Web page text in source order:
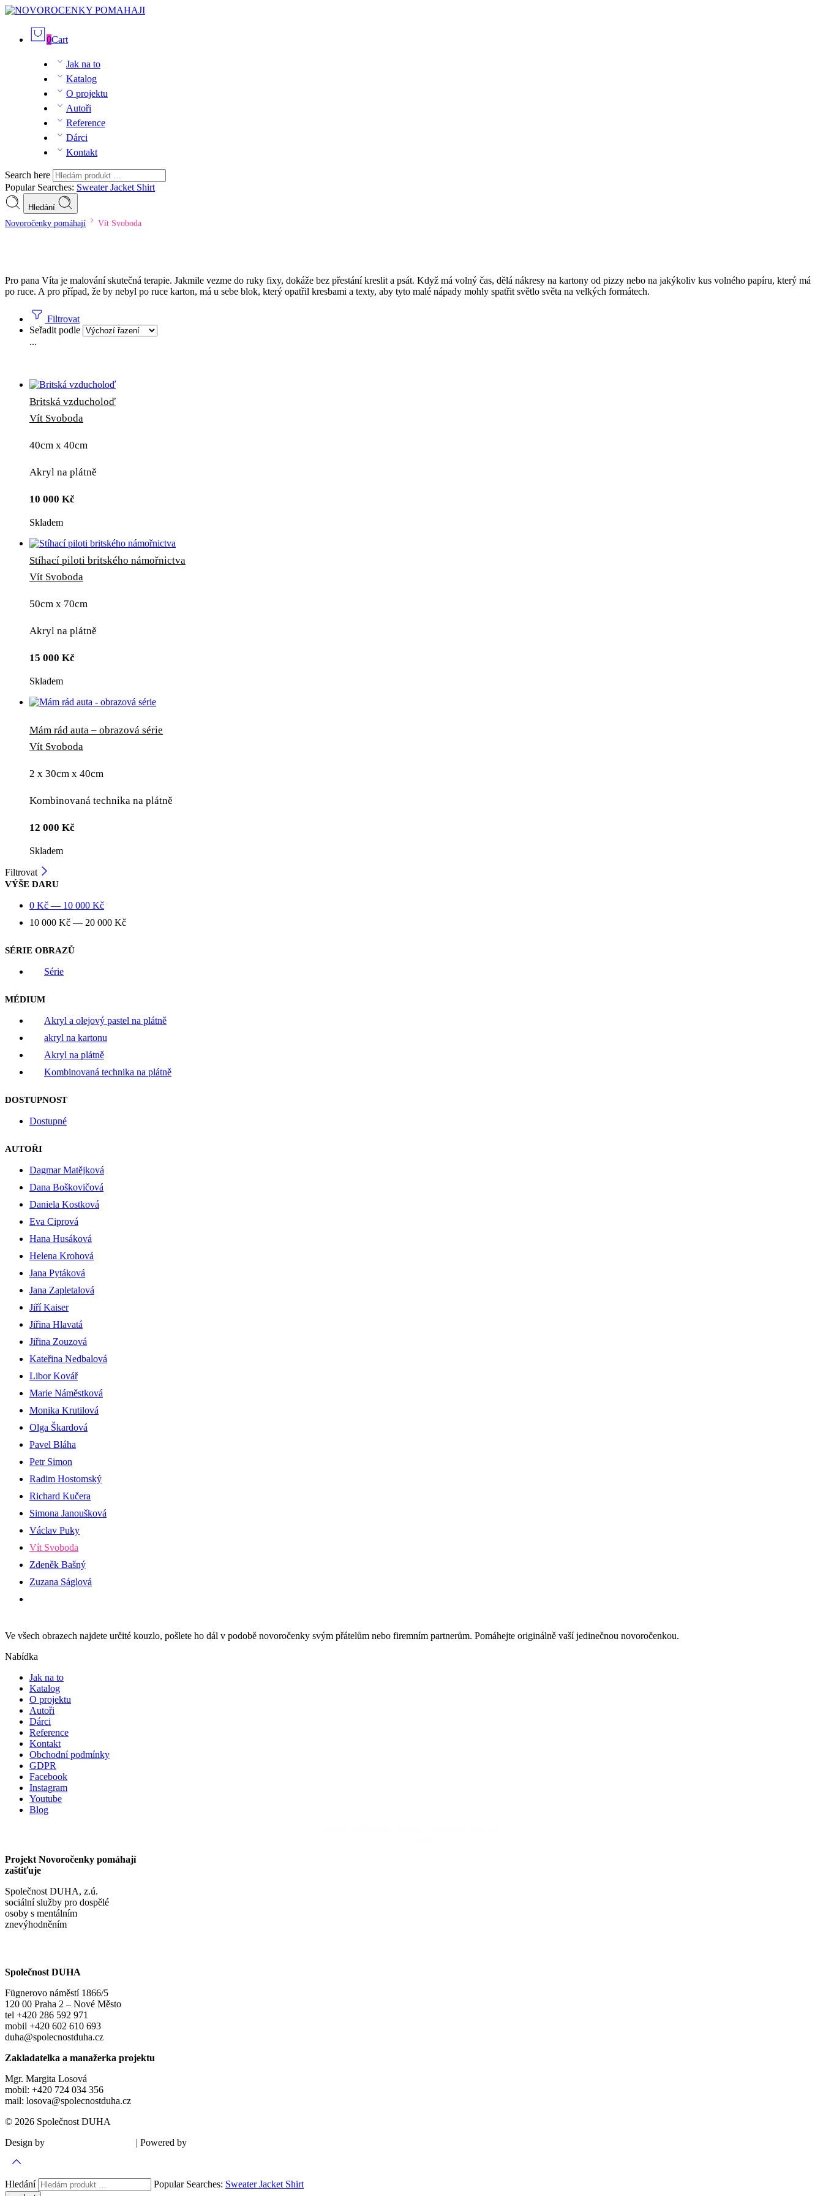
0Cart
Jak na to
Katalog
O projektu
Autoři
Reference
Dárci
Kontakt
Search here
Popular Searches: SweaterJacket Shirt
Hledání
Novoročenky pomáhají Vít Svoboda
Pro pana Víta je malování skutečná terapie. Jakmile vezme do ruky fixy, dokáže bez přestání kreslit a psát. Když má volný čas, dělá nákresy na kartony od pizzy nebo na jakýkoliv kus volného papíru, který má
po ruce. A pro případ, že by nebyl po ruce karton, má u sebe blok, který opatřil kresbami a texty, aby tyto malé nápady mohly spatřit světlo světa na velkých formátech.
Filtrovat
Seřadit podle
...
Britská vzducholoď
Vít Svoboda
40cm x 40cm
Akryl na plátně
10 000 Kč
Skladem
Stíhací piloti britského námořnictva
Vít Svoboda
50cm x 70cm
Akryl na plátně
15 000 Kč
Skladem
Mám rád auta – obrazová série
Vít Svoboda
2 x 30cm x 40cm
Kombinovaná technika na plátně
12 000 Kč
Skladem
Filtrovat
VÝŠE DARU
0 Kč — 10 000 Kč
10 000 Kč — 20 000 Kč
SÉRIE OBRAZŮ
Série
MÉDIUM
Akryl a olejový pastel na plátně
akryl na kartonu
Akryl na plátně
Kombinovaná technika na plátně
DOSTUPNOST
Dostupné
AUTOŘI
Dagmar Matějková
Dana Boškovičová
Daniela Kostková
Eva Ciprová
Hana Husáková
Helena Krohová
Jana Pytáková
Jana Zapletalová
Jiří Kaiser
Jiřina Hlavatá
Jiřina Zouzová
Kateřina Nedbalová
Libor Kovář
Marie Náměstková
Monika Krutilová
Olga Škardová
Pavel Bláha
Petr Simon
Radim Hostomský
Richard Kučera
Simona Janoušková
Václav Puky
Vít Svoboda
Zdeněk Bašný
Zuzana Ságlová
Ve všech obrazech najdete určité kouzlo, pošlete ho dál v podobě novoročenky svým přátelům nebo firemním partnerům. Pomáhejte originálně vaší jedinečnou novoročenkou.
Nabídka
Jak na to
Katalog
O projektu
Autoři
Dárci
Reference
Kontakt
Obchodní podmínky
GDPR
Facebook
Instagram
Youtube
Blog
Projekt Novoročenky pomáhají
zaštiťuje
Společnost DUHA, z.ú.
sociální služby pro dospělé
osoby s mentálním
znevýhodněním
Společnost DUHA
Fügnerovo náměstí 1866/5
120 00 Praha 2 – Nové Město
tel +420 286 592 971
mobil +420 602 610 693
duha@spolecnostduha.cz
Zakladatelka a manažerka projektu
Mgr. Margita Losová
mobil: +420 724 034 356
mail: losova@spolecnostduha.cz
© 2026 Společnost DUHA
Design by
| Powered by
Hledání Popular Searches: SweaterJacket Shirt